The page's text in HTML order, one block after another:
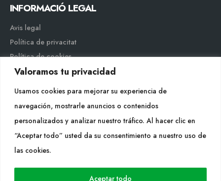
Valoramos tu privacidad
Usamos cookies para mejorar su experiencia de
navegación, mostrarle anuncios o contenidos
personalizados y analizar nuestro tráfico. Al hacer clic en
“Aceptar todo” usted da su consentimiento a nuestro uso de
las cookies.
Aceptar todo
INFORMACIÓ LEGAL
Avis legal
Política de privacitat
Política de cookies
Mapa web
Cultidelta S.L. © 2023 Tots els drets reservats. | Disseny Web: